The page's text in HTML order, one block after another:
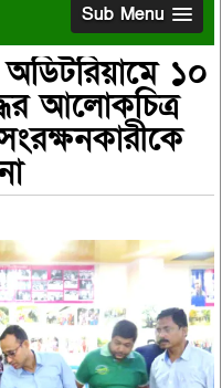
Sub Menu
অডিটরিয়ামে ১০
আলোকচিত্র